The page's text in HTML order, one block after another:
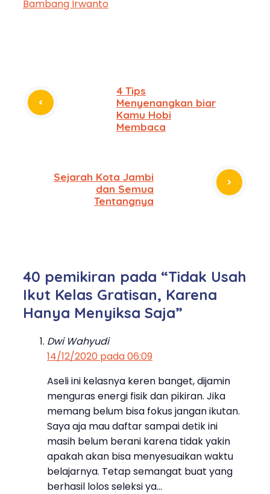
Bambang Irwanto
4 Tips
Menyenangkan biar
Kamu Hobi
Membaca
Sejarah Kota Jambi
dan Semua
Tentangnya
40 pemikiran pada “Tidak Usah
Ikut Kelas Gratisan, Karena
Hanya Menyiksa Saja”
Dwi Wahyudi
14/12/2020 pada 06:09
Aseli ini kelasnya keren banget, dijamin
menguras energi fisik dan pikiran. Jika
memang belum bisa fokus jangan ikutan.
Saya aja mau daftar sampai detik ini
masih belum berani karena tidak yakin
apakah akan bisa menyesuaikan waktu
belajarnya. Tetap semangat buat yang
berhasil lolos seleksi ya…